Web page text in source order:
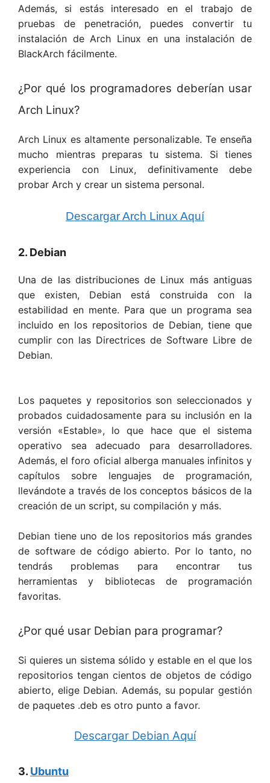
Además, si estás interesado en el trabajo de
pruebas de penetración, puedes convertir tu
instalación de Arch Linux en una instalación de
BlackArch fácilmente.
¿Por qué los programadores deberían usar
Arch Linux?
Arch Linux es altamente personalizable. Te enseña
mucho mientras preparas tu sistema. Si tienes
experiencia con Linux, definitivamente debe
probar Arch y crear un sistema personal.
Descargar Arch Linux Aquí
2. Debian
Una de las distribuciones de Linux más antiguas
que existen, Debian está construida con la
estabilidad en mente. Para que un programa sea
incluido en los repositorios de Debian, tiene que
cumplir con las Directrices de Software Libre de
Debian.
Los paquetes y repositorios son seleccionados y
probados cuidadosamente para su inclusión en la
versión «Estable», lo que hace que el sistema
operativo sea adecuado para desarrolladores.
Además, el foro oficial alberga manuales infinitos y
capítulos sobre lenguajes de programación,
llevándote a través de los conceptos básicos de la
creación de un script, su compilación y más.
Debian tiene uno de los repositorios más grandes
de software de código abierto. Por lo tanto, no
tendrás problemas para encontrar tus
herramientas y bibliotecas de programación
favoritas.
¿Por qué usar Debian para programar?
Si quieres un sistema sólido y estable en el que los
repositorios tengan cientos de objetos de código
abierto, elige Debian. Además, su popular gestión
de paquetes .deb es otro punto a favor.
Descargar Debian Aquí
3. Ubuntu